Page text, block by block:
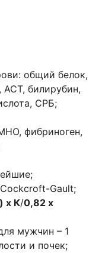
общий белок,
билирубин,
СРБ;
фибриноген,
Gault;
х К/0,82 х
мужчин – 1
и почек;